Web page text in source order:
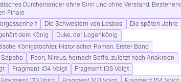
Durcheinander ohne Sinn und ohne Verstand.
Finale
Die Schwestern von Lesbos
Die späten Jahre
dem König
Duke, der Logenkönig
Königstochter. Historischer Roman. Erster Band
Faon, Nireus, hernach Saffo, zuletzt noch Anakreon
Fragment 104 Voigt
Fragment 105 Voigt